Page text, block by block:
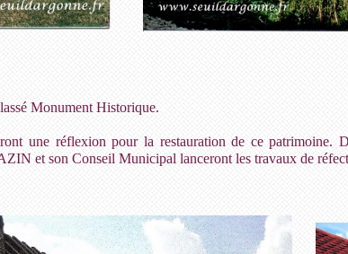
Monument Historique.
une réflexion pour la restauration de ce patrimoine.
et son Conseil Municipal lanceront les travaux de